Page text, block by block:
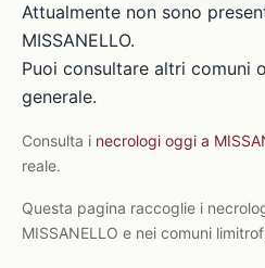
Attualmente non sono
MISSANELLO.
Puoi consultare altri comuni
generale.
Consulta i necrologi oggi a
reale.
Questa pagina raccoglie i
MISSANELLO e nei comuni